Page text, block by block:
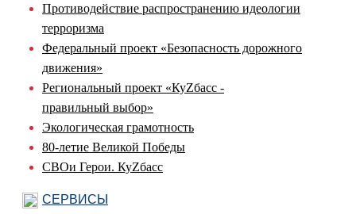
Противодействие распространению идеологии
терроризма
Федеральный проект «Безопасность дорожного
движения»
Региональный проект «КуZбасс -
правильный выбор»
Экологическая грамотность
80-летие Великой Победы
СВОи Герои. КуZбасс
СЕРВИСЫ